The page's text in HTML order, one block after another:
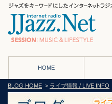
HOME
BLOG HOME > ライブ情報 / LIVE INFO